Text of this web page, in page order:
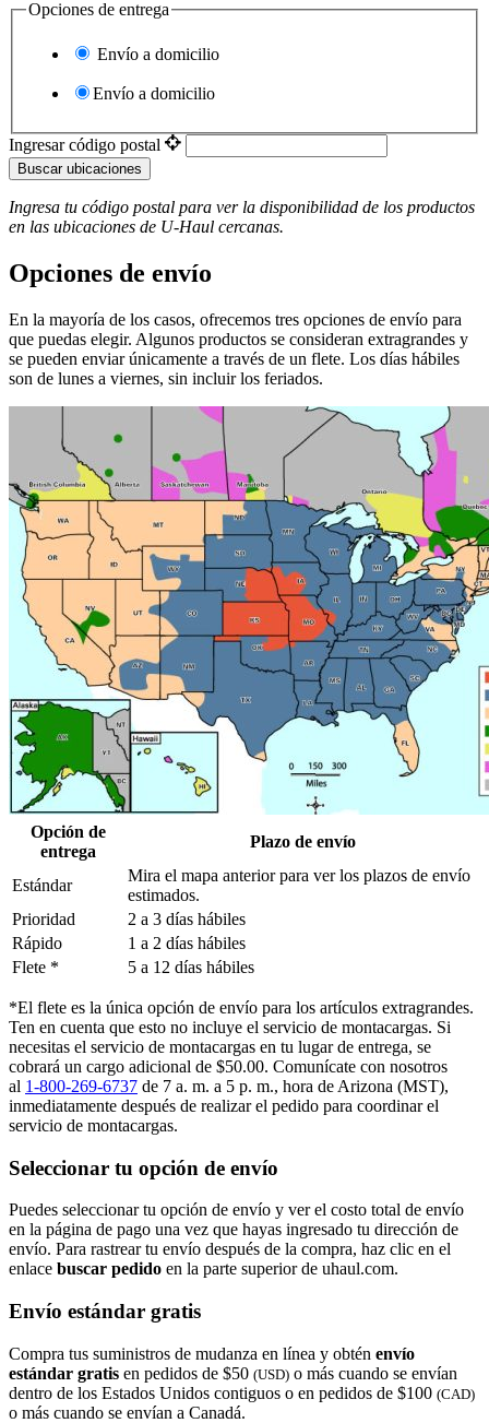
Opciones de entrega
Envío a domicilio
Envío a domicilio
Ingresar código postal
Buscar ubicaciones
Ingresa tu código postal para ver la disponibilidad de los productos
en las ubicaciones de U-Haul ​​​​​​​ cercanas.
Opciones de envío
En la mayoría de los casos, ofrecemos tres opciones de envío para
que puedas elegir. Algunos productos se consideran extragrandes y
se pueden enviar únicamente a través de un flete. Los días hábiles
son de lunes a viernes, sin incluir los feriados.
Opción de
entrega
Plazo de envío
Estándar
Mira el mapa anterior para ver los plazos de envío
estimados.
Prioridad
2 a 3 días hábiles
Rápido
1 a 2 días hábiles
Flete *
5 a 12 días hábiles
*El flete es la única opción de envío para los artículos extragrandes.
Ten en cuenta que esto no incluye el servicio de montacargas. Si
necesitas el servicio de montacargas en tu lugar de entrega, se
cobrará un cargo adicional de $50.00. Comunícate con nosotros
al 1-800-269-6737 de 7 a. m. a 5 p. m., hora de Arizona (MST),
inmediatamente después de realizar el pedido para coordinar el
servicio de montacargas.
Seleccionar tu opción de envío
Puedes seleccionar tu opción de envío y ver el costo total de envío
en la página de pago una vez que hayas ingresado tu dirección de
envío. Para rastrear tu envío después de la compra, haz clic en el
enlace buscar pedido​​​​​​​ en la parte superior de uhaul.com.
Envío estándar gratis
Compra tus suministros de mudanza en línea y obtén envío
estándar gratis en pedidos de $50 (USD) o más cuando se envían
dentro de los Estados Unidos contiguos o en pedidos de $100 (CAD)
o más cuando se envían a Canadá.